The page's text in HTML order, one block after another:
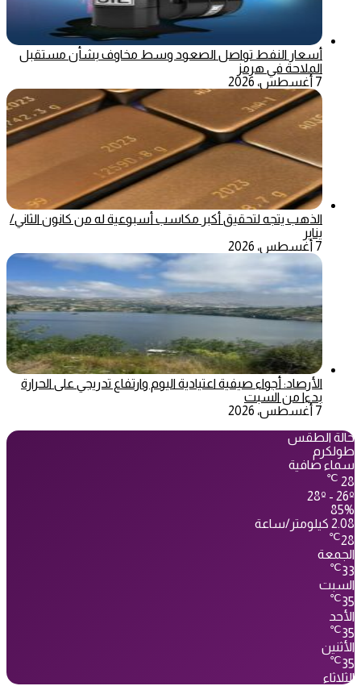
أسعار النفط تواصل الصعود وسط مخاوف بشأن مستقبل
الملاحة في هرمز
7 أغسطس، 2026
الذهب يتجه لتحقيق أكبر مكاسب أسبوعية له من كانون الثاني/
يناير
7 أغسطس، 2026
الأرصاد: أجواء صيفية اعتيادية اليوم وارتفاع تدريجي على الحرارة
بدءا من السبت
7 أغسطس، 2026
حالة الطقس
طولكرم
سماء صافية
28
℃
28º - 26º
85%
2.08 كيلومتر/ساعة
28
℃
الجمعة
33
℃
السبت
35
℃
الأحد
35
℃
الأثنين
35
℃
الثلاثاء